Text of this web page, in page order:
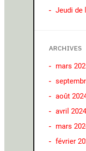
Jeudi de
ARCHIVES
mars
août
avril
mars
février